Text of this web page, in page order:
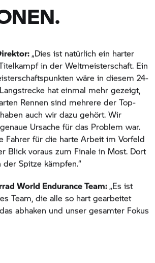
„Dies ist natürlich ein harter
in der Weltmeisterschaft. Ein
wäre in diesem 24-
hat einmal mehr gezeigt,
Rennen sind mehrere der Top-
auch wir dazu gehört. Wir
Ursache für das Problem war.
Fahrer für die harte Arbeit im Vorfeld
Blick voraus zum Finale in Most. Dort
Spitze kämpfen.“
World Endurance Team:„Es ist
Team, die alle so hart gearbeitet
abhaken und unser gesamter Fokus